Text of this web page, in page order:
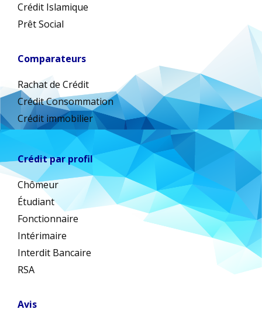
Crédit Islamique
Prêt Social
Comparateurs
Rachat de Crédit
Crédit Consommation
Crédit immobilier
Crédit par profil
Chômeur
Étudiant
Fonctionnaire
Intérimaire
Interdit Bancaire
RSA
Avis